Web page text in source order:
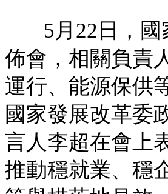
5月22日，
佈會，相關負責
運行、能源保供
國家發展改革委
言人李超在會上
推動穩就業、穩